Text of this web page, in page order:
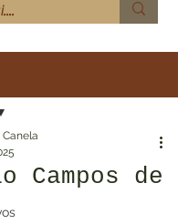
Campos de